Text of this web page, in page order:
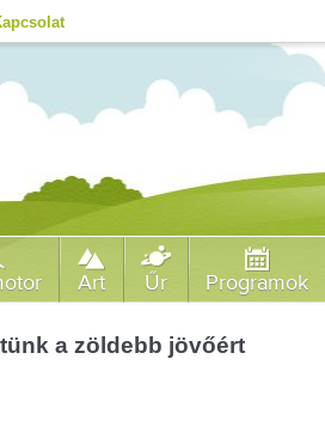
Art Űr Programok
a zöldebb jövőért